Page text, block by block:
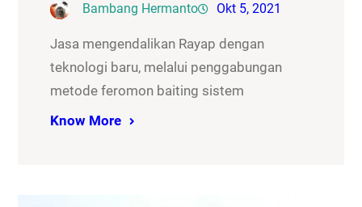
Bambang Hermanto Okt 5, 2021
Jasa mengendalikan Rayap dengan
teknologi baru, melalui penggabungan
metode feromon baiting sistem
Know More